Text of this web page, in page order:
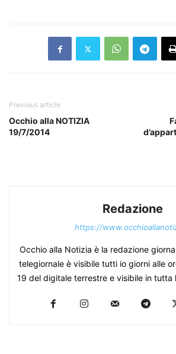
Previous article
Occhio alla NOTIZIA
19/7/2014
Redazione
https://
Occhio alla Notizia è la redazione
telegiornale è visibile tutti io giorni alle
19 del digitale terrestre e visibile in tutta